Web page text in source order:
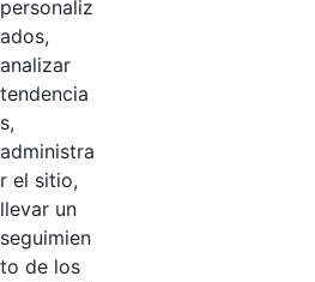
Nombramientos
0 de 2 Artículos seleccionados/as
personaliz
ados,
analizar
tendencia
s,
administra
r el sitio,
llevar un
seguimien
to de los